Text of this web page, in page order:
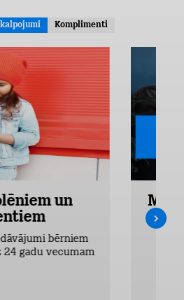
Komplimenti
un
bērniem
24 gadu vecumam